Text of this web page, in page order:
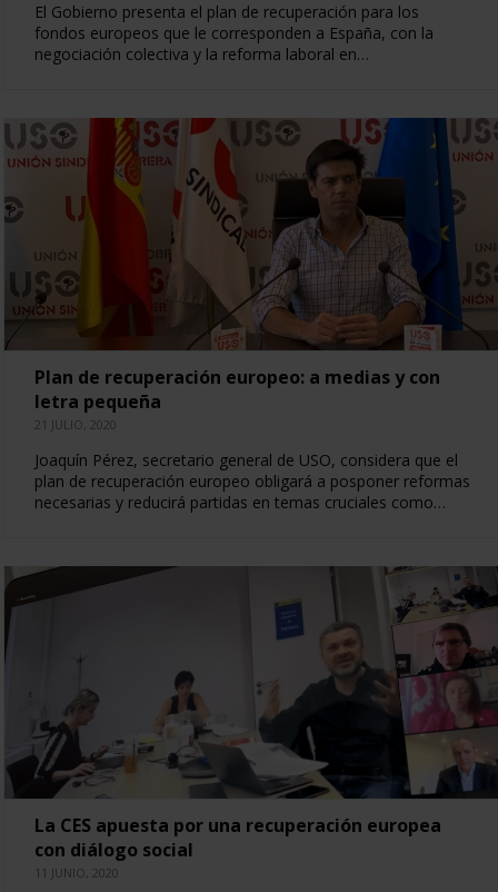
El Gobierno presenta el plan de recuperación para los
fondos europeos que le corresponden a España, con la
negociación colectiva y la reforma laboral en…
Plan de recuperación europeo: a medias y con
letra pequeña
21 JULIO, 2020
Joaquín Pérez, secretario general de USO, considera que el
plan de recuperación europeo obligará a posponer reformas
necesarias y reducirá partidas en temas cruciales como…
La CES apuesta por una recuperación europea
con diálogo social
11 JUNIO, 2020